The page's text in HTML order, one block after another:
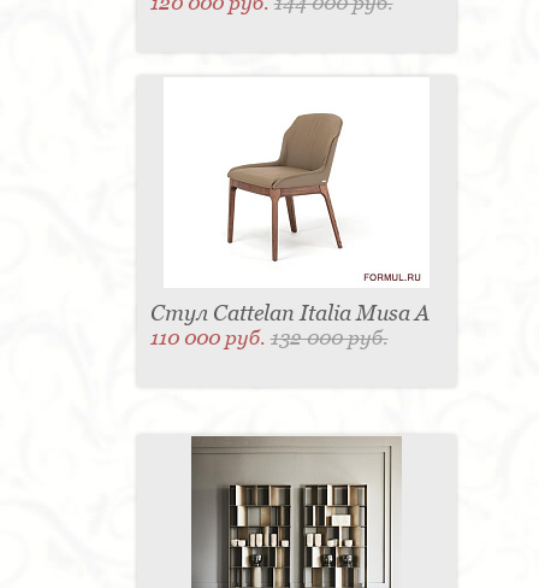
Стул Cattelan Italia Musa A
110 000 руб.132 000 руб.